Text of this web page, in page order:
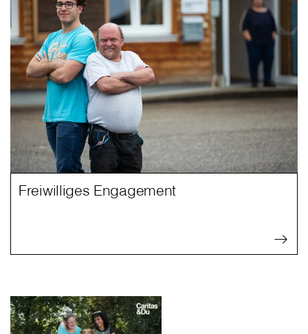
Freiwilliges Engagement